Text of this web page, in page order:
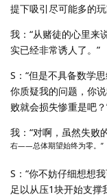
提下吸引尽可能多的
我：“从赌徒的心里来
实已经非常诱人了。”
S：“但是不具备数学
你质疑我的问题，你
败就会损失惨重是吧？
我：“对啊，虽然失败
右——总体期望始终为零。”
S：“你不妨仔细想想
足以从压1块开始支